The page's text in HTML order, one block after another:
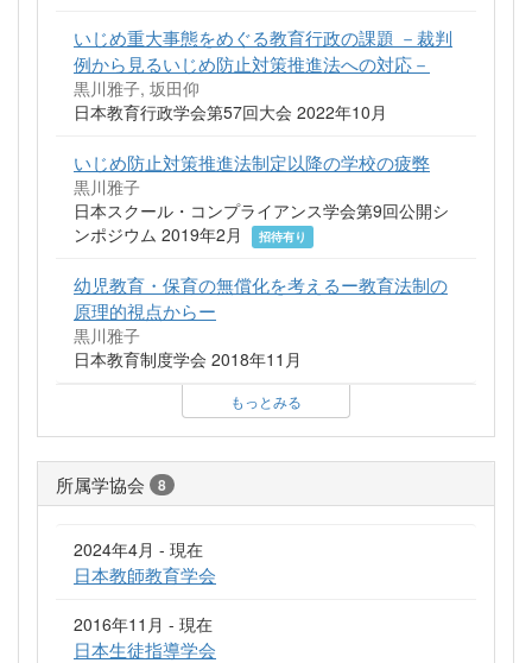
いじめ重大事態をめぐる教育行政の課題 －裁判
例から見るいじめ防止対策推進法への対応－
黒川雅子, 坂田仰
日本教育行政学会第57回大会 2022年10月
いじめ防止対策推進法制定以降の学校の疲弊
黒川雅子
日本スクール・コンプライアンス学会第9回公開シ
ンポジウム 2019年2月
招待有り
幼児教育・保育の無償化を考えるー教育法制の
原理的視点からー
黒川雅子
日本教育制度学会 2018年11月
もっとみる
所属学協会 8
2024年4月 - 現在
日本教師教育学会
2016年11月 - 現在
日本生徒指導学会